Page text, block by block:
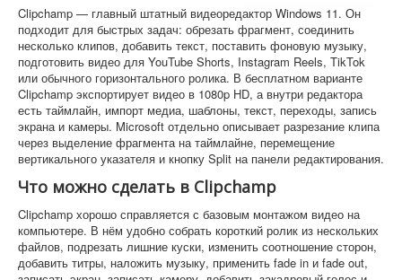
Clipchamp — главный штатный видеоредактор Windows 11. Он
подходит для быстрых задач: обрезать фрагмент, соединить
несколько клипов, добавить текст, поставить фоновую музыку,
подготовить видео для YouTube Shorts, Instagram Reels, TikTok
или обычного горизонтального ролика. В бесплатном варианте
Clipchamp экспортирует видео в 1080p HD, а внутри редактора
есть таймлайн, импорт медиа, шаблоны, текст, переходы, запись
экрана и камеры. Microsoft отдельно описывает разрезание клипа
через выделение фрагмента на таймлайне, перемещение
вертикального указателя и кнопку Split на панели редактирования.
Что можно сделать в Clipchamp
Clipchamp хорошо справляется с базовым монтажом видео на
компьютере. В нём удобно собрать короткий ролик из нескольких
файлов, подрезать лишние куски, изменить соотношение сторон,
добавить титры, наложить музыку, применить fade in и fade out,